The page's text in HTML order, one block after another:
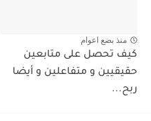
منذ بضع اعوام
كيف تحصل على متابعين
حقيقيين و متفاعلين و أيضا
ربح...